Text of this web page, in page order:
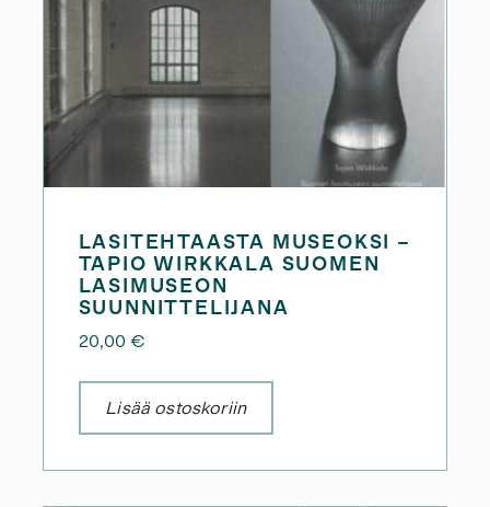
LASITEHTAASTA MUSEOKSI –
TAPIO WIRKKALA SUOMEN
LASIMUSEON
SUUNNITTELIJANA
20,00 €
Lisää ostoskoriin